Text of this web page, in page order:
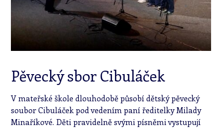
Pěvecký sbor Cibuláček
V mateřské škole dlouhodobě působí dětský pěvecký
soubor Cibuláček pod vedením paní ředitelky Milady
Minaříkové. Děti pravidelně svými písněmi vystupují